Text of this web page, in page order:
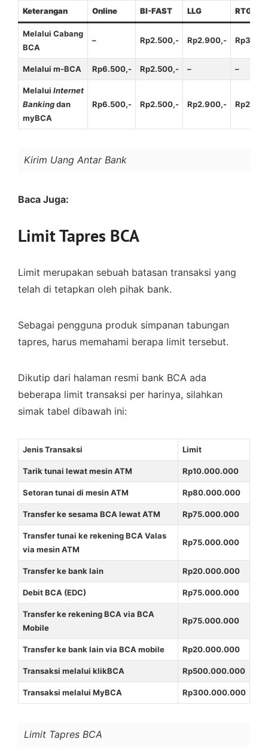
Keterangan Online BI-FAST LLG RTGS
Melalui Cabang
BCA
– Rp2.500,- Rp2.900,-
Melalui m-BCA Rp6.500,- Rp2.500,- – –
Melalui Internet
Bankingdan
myBCA
Rp6.500,- Rp2.500,- Rp2.900,-
Kirim Uang Antar Bank
Baca Juga:
Limit Tapres BCA
Limit merupakan sebuah batasan transaksi yang
telah di tetapkan oleh pihak bank.
Sebagai pengguna produk simpanan tabungan
tapres, harus memahami berapa limit tersebut.
Dikutip dari halaman resmi bank BCA ada
beberapa limit transaksi per harinya, silahkan
simak tabel dibawah ini:
Jenis Transaksi Limit
Tarik tunai lewat mesin ATM Rp10.000.000
Setoran tunai di mesin ATM Rp80.000.000
Transfer ke sesama BCA lewat ATM Rp75.000.000
Transfer tunai ke rekening BCA Valas
via mesin ATM
Rp75.000.000
Transfer ke bank lain Rp20.000.000
Debit BCA (EDC) Rp75.000.000
Transfer ke rekening BCA via BCA
Mobile
Rp75.000.000
Transfer ke bank lain via BCA mobile Rp20.000.000
Transaksi melalui klikBCA Rp500.000.000
Transaksi melalui MyBCA Rp300.000.000
Limit Tapres BCA